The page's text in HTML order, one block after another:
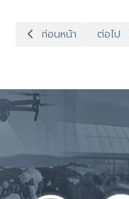
เนื้อหาก่อนหน้า: สัปดาห์ที่
ก่อนหน้า เนื้อห
ต่อไป